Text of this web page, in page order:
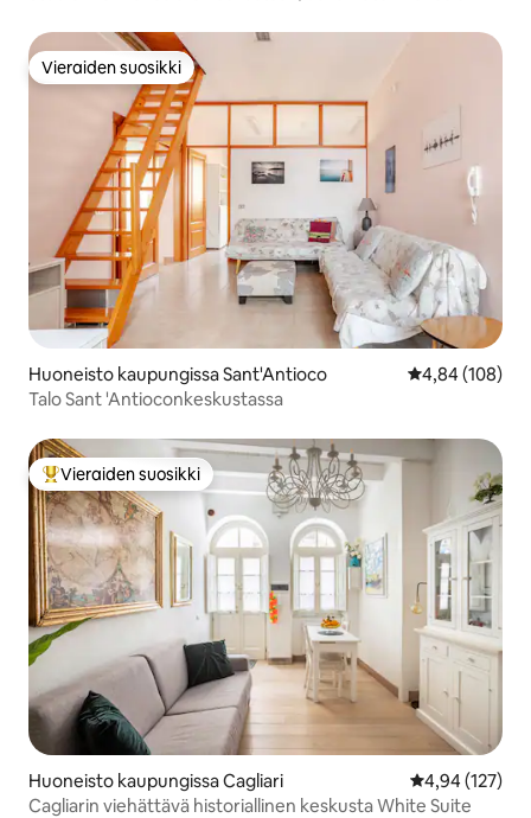
Vieraiden suosikki
Vieraiden suosikki
Huoneisto kaupungissa Sant'Antioco
4,84 (108)
Talo Sant 'Antioconkeskustassa
Vieraiden suosikkien parhaimmistoa
Vieraiden suosikki
Huoneisto kaupungissa Cagliari
4,94 (127)
Cagliarin viehättävä historiallinen keskusta White Suite